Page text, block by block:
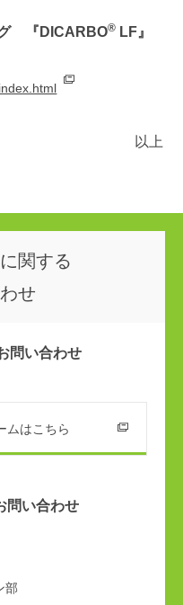
グ 『DICARBO® LF』
以上
関する
せ
問い合わせ
ムはこちら
問い合わせ
部